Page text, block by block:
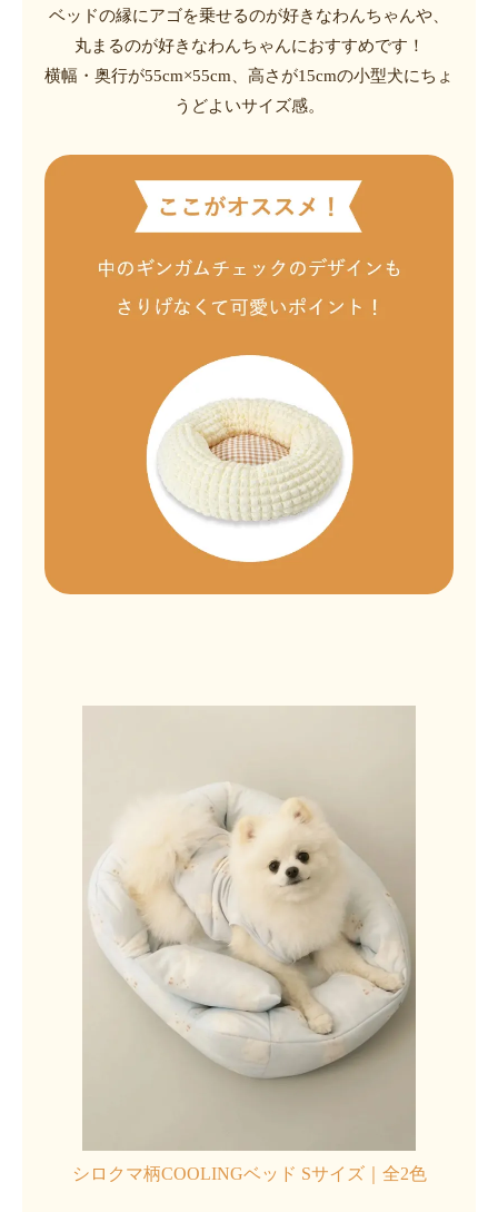
ベッドの縁にアゴを乗せるのが好きなわんちゃんや、
丸まるのが好きなわんちゃんにおすすめです！
横幅・奥行が55cm×55cm、高さが15cmの小型犬にちょ
うどよいサイズ感。
シロクマ柄COOLINGベッド Sサイズ｜全2色